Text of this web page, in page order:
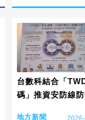
台數科結合「
碼」推資安防線
地方新聞